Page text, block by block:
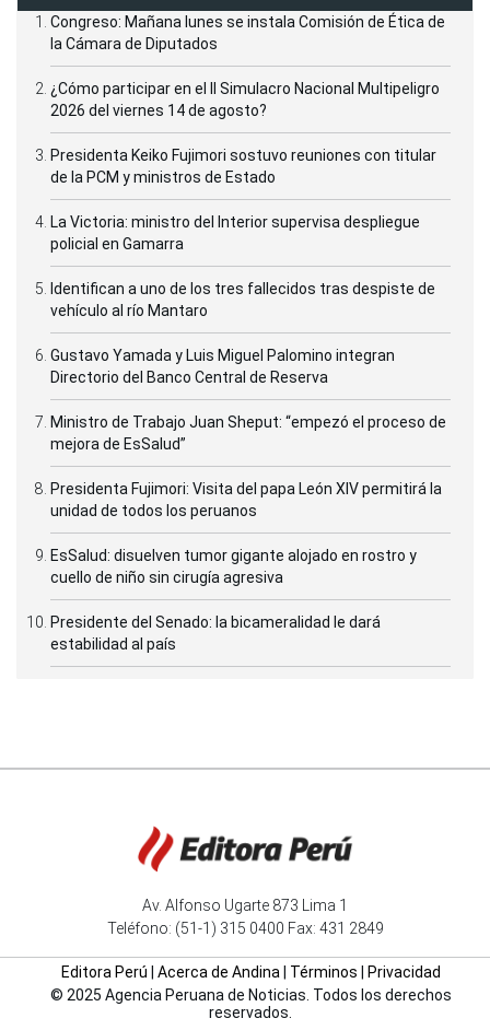
Congreso: Mañana lunes se instala Comisión de Ética de
la Cámara de Diputados
¿Cómo participar en el II Simulacro Nacional Multipeligro
2026 del viernes 14 de agosto?
Presidenta Keiko Fujimori sostuvo reuniones con titular
de la PCM y ministros de Estado
La Victoria: ministro del Interior supervisa despliegue
policial en Gamarra
Identifican a uno de los tres fallecidos tras despiste de
vehículo al río Mantaro
Gustavo Yamada y Luis Miguel Palomino integran
Directorio del Banco Central de Reserva
Ministro de Trabajo Juan Sheput: “empezó el proceso de
mejora de EsSalud”
Presidenta Fujimori: Visita del papa León XIV permitirá la
unidad de todos los peruanos
EsSalud: disuelven tumor gigante alojado en rostro y
cuello de niño sin cirugía agresiva
Presidente del Senado: la bicameralidad le dará
estabilidad al país
Av. Alfonso Ugarte 873 Lima 1
Teléfono: (51-1) 315 0400 Fax: 431 2849
Editora Perú Acerca de Andina Términos
Privacidad
© 2025 Agencia Peruana de Noticias. Todos los derechos
reservados.